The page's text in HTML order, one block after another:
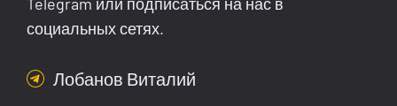
социальных сетях.
Лобанов Виталий